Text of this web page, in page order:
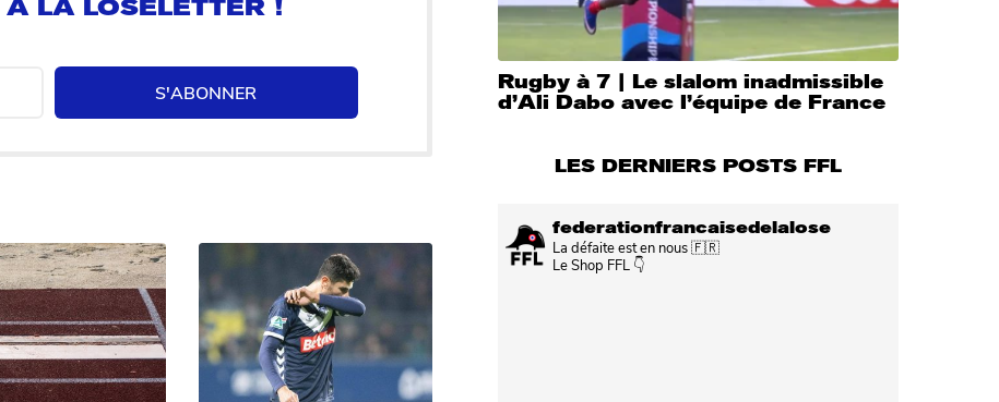
S'ABONNER Rugby à 7 | Le slalom inadmissible
d’Ali Dabo avec l’équipe de France
LES DERNIERS POSTS FFL
federationfrancaisedelalose
La défaite est en nous 🇫🇷
Le Shop FFL 👇